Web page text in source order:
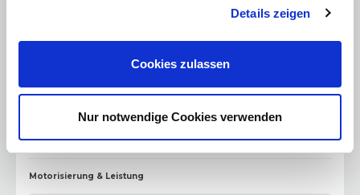
Details zeigen
Cookies zulassen
Nur notwendige Cookies verwenden
Motorisierung & Leistung